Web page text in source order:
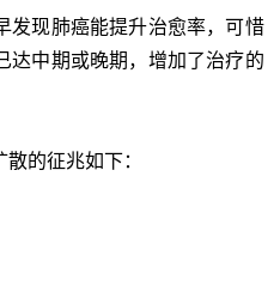
发现肺癌能提升治愈率，可惜
达中期或晚期，增加了治疗的
的征兆如下：